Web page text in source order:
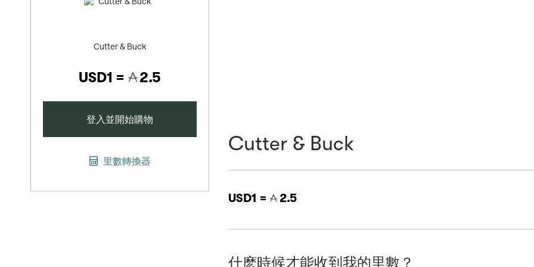
Cutter & Buck
USD1 = 2.5
登入並開始購物
里數轉換器
Cutter & Buck
USD1 = 2.5
什麽時候才能收到我的里數？